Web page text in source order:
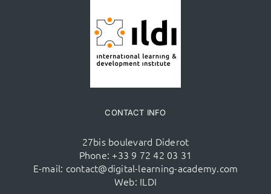
CONTACT INFO
27bis boulevard Diderot
Phone: +33 9 72 42 03 31
E-mail: contact@digital-learning-academy.com
Web: ILDI